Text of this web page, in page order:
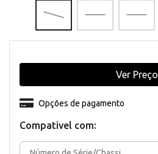
Compativel com:
Opções de pagamento
Ver Preço